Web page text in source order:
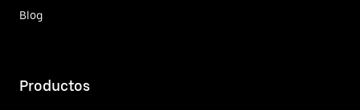
Blog
Productos